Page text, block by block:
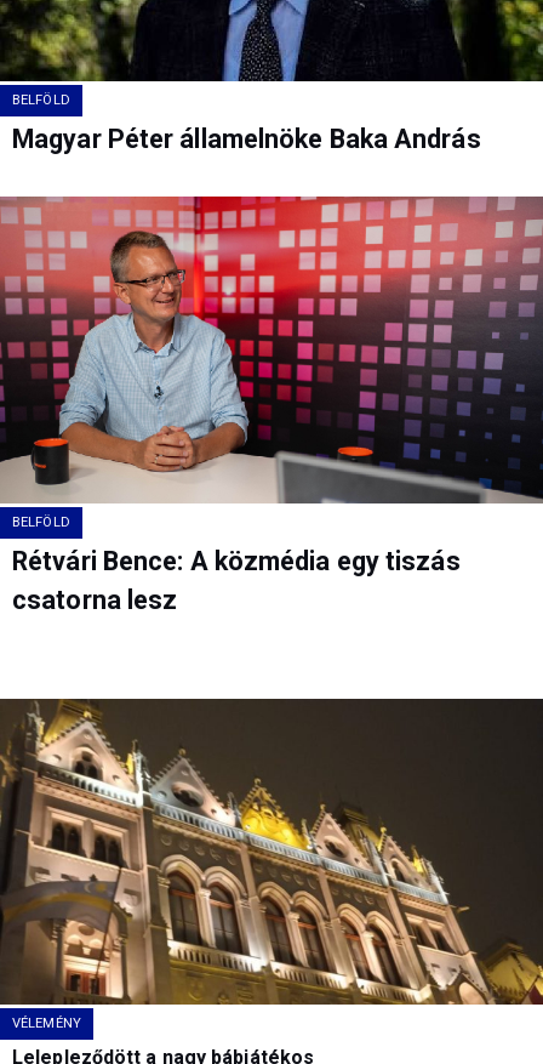
BELFÖLD
Magyar Péter államelnöke Baka András
BELFÖLD
Rétvári Bence: A közmédia egy tiszás
csatorna lesz
VÉLEMÉNY
Lelepleződött a nagy bábjátékos